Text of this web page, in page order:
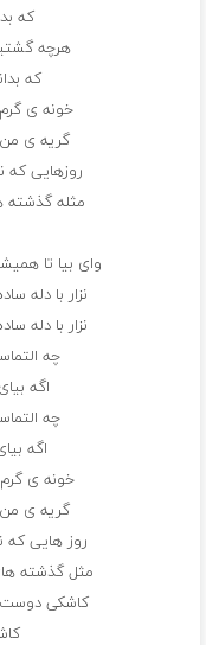
که
هرچه
که
خونه ی
گریه ی
روزهایی که
مثله
وای بیا تا
نزار با دله
نزار با دله
چه
اگه بیای 100 آرزو توو لحظه هام
چه
اگه
خونه ی
گریه ی
روز هایی که
مثل گذشته
کاشکی دوست